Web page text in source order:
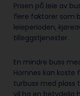
Prisen på leie av
flere faktorer som
leieperioden,
tilleggstjenester.
En mindre buss
Hornnes kan koste
turbuss med plass
vil ha en betydelig